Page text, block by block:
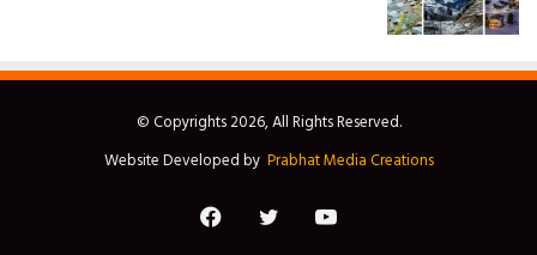
© Copyrights 2026, All Rights Reserved.
Website Developed by Prabhat Media Creations
FacebookTwitterYouTube